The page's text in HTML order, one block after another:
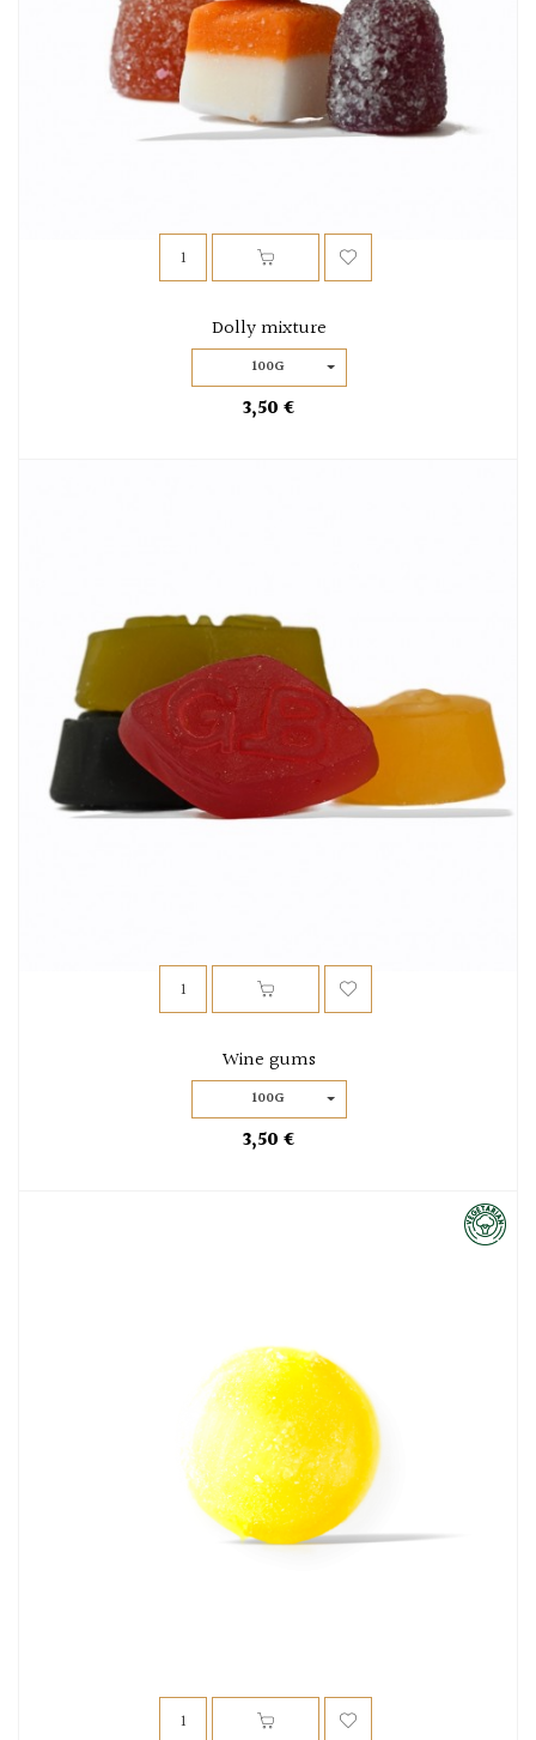
Dolly mixture
100G
3,50 €
Wine gums
100G
3,50 €